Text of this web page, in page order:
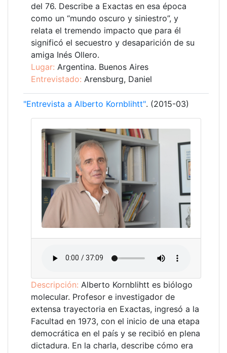
del 76. Describe a Exactas en esa época
como un “mundo oscuro y siniestro”, y
relata el tremendo impacto que para él
significó el secuestro y desaparición de su
amiga Inés Ollero.
Lugar: Argentina. Buenos Aires
Entrevistado: Arensburg, Daniel
"Entrevista a Alberto Kornblihtt". (2015-03)
Descripción: Alberto Kornblihtt es biólogo
molecular. Profesor e investigador de
extensa trayectoria en Exactas, ingresó a la
Facultad en 1973, con el inicio de una etapa
democrática en el país y se recibió en plena
dictadura. En la charla, describe cómo era